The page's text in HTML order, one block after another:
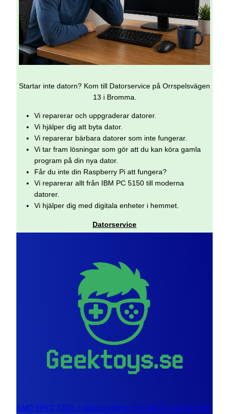
Startar inte datorn? Kom till Datorservice på Orrspelsvägen
13 i Bromma.
Vi reparerar och uppgraderar datorer.
Vi hjälper dig att byta dator.
Vi reparerar bärbara datorer som inte fungerar.
Vi tar fram lösningar som gör att du kan köra gamla
program på din nya dator.
Får du inte din Raspberry Pi att fungera?
Vi reparerar allt från IBM PC 5150 till moderna
datorer.
Vi hjälper dig med digitala enheter i hemmet.
Datorservice
AMD EPYC 7302 – sexton kärnor byggda för servrar och